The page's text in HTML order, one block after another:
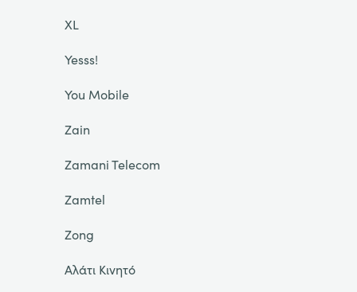
XL
Yesss!
You Mobile
Zain
Zamani Telecom
Zamtel
Zong
Αλάτι Κινητό